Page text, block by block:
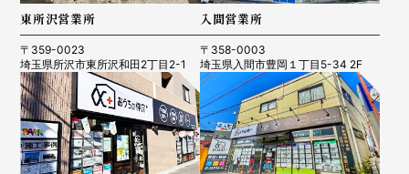
東所沢営業所
〒359-0023
埼玉県所沢市東所沢和田2丁目2-1
入間営業所
〒358-0003
埼玉県入間市豊岡１丁目5-34 2F